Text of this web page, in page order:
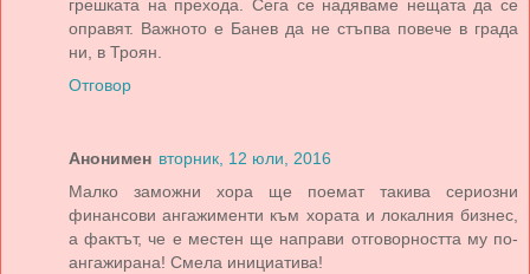
грешката на прехода. Сега се надяваме нещата да се
оправят. Важното е Банев да не стъпва повече в града
ни, в Троян.
Отговор
Анонимен вторник, 12 юли, 2016
Малко заможни хора ще поемат такива сериозни
финансови ангажименти към хората и локалния бизнес,
а фактът, че е местен ще направи отговорността му по-
ангажирана! Смела инициатива!